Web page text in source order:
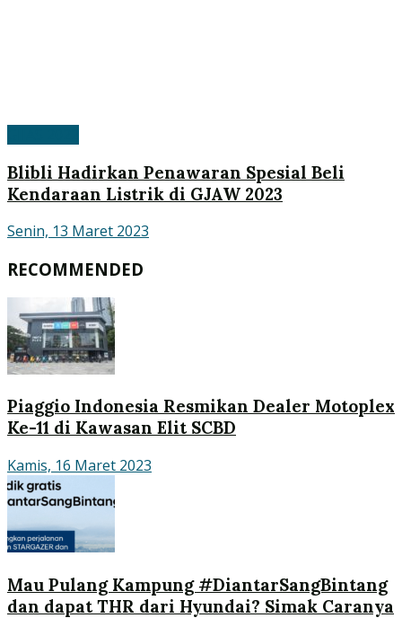
Blibli Hadirkan Penawaran Spesial Beli
Kendaraan Listrik di GJAW 2023
Senin, 13 Maret 2023
RECOMMENDED
Piaggio Indonesia Resmikan Dealer Motoplex
Ke-11 di Kawasan Elit SCBD
Kamis, 16 Maret 2023
Mau Pulang Kampung #DiantarSangBintang
dan dapat THR dari Hyundai? Simak Caranya